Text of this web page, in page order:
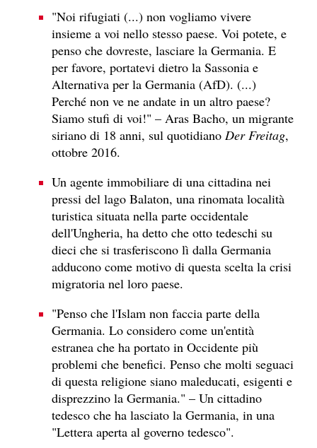
"Noi rifugiati (...) non vogliamo vivere
insieme a voi nello stesso paese. Voi potete, e
penso che dovreste, lasciare la Germania. E
per favore, portatevi dietro la Sassonia e
Alternativa per la Germania (AfD). (...)
Perché non ve ne andate in un altro paese?
Siamo stufi di voi!" – Aras Bacho, un migrante
siriano di 18 anni, sul quotidiano Der Freitag,
ottobre 2016.
Un agente immobiliare di una cittadina nei
pressi del lago Balaton, una rinomata località
turistica situata nella parte occidentale
dell'Ungheria, ha detto che otto tedeschi su
dieci che si trasferiscono lì dalla Germania
adducono come motivo di questa scelta la crisi
migratoria nel loro paese.
"Penso che l'Islam non faccia parte della
Germania. Lo considero come un'entità
estranea che ha portato in Occidente più
problemi che benefici. Penso che molti seguaci
di questa religione siano maleducati, esigenti e
disprezzino la Germania." – Un cittadino
tedesco che ha lasciato la Germania, in una
"Lettera aperta al governo tedesco".